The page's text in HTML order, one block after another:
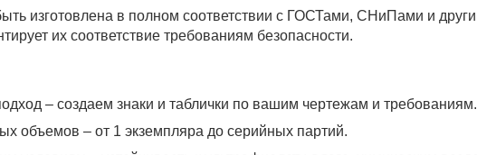
изготовлена в полном соответствии с ГОСТами, СНиПами и
их соответствие требованиям безопасности.
– создаем знаки и таблички по вашим чертежам и требованиям.
объемов – от 1 экземпляра до серийных партий.